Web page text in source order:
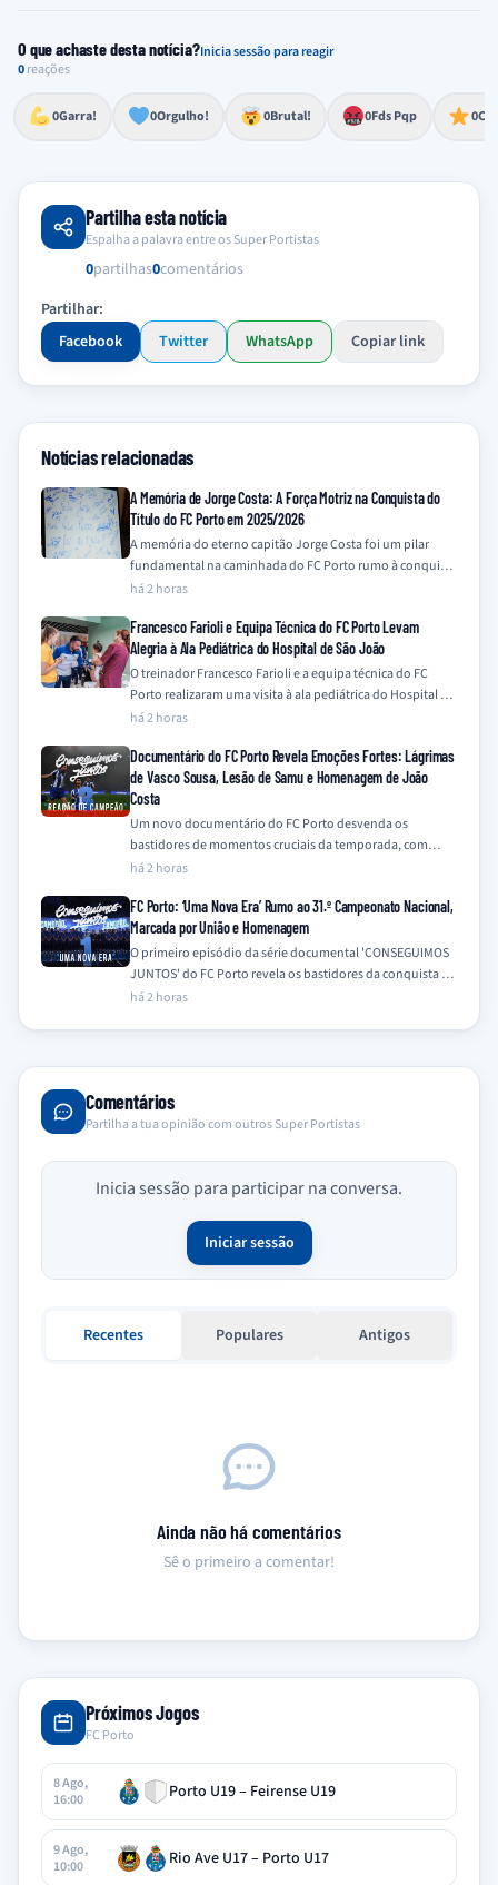
O que achaste desta notícia?Inicia sessão para reagir
0reações
0Garra!
Esforço, determinação, aprovação forte
0Orgulho!
Lealdade, amor clubístico, sentimento profundo
0Brutal!
Impressionante, chocante, de grande impacto 0Fds Pqp
Reação de desespero, raiva, frustração ou espanto extremo 0
Excelência, destaque, o melhor
Partilha esta notícia
Espalha a palavra entre os Super Portistas
0partilhas0comentários
Partilhar:
Facebook
Twitter WhatsApp Copiar link
Notícias relacionadas
A Memória de Jorge Costa: A Força Motriz na Conquista do
Título do FC Porto em 2025/2026
A memória do eterno capitão Jorge Costa foi um pilar
fundamental na caminhada do FC Porto rumo à conquista
do título da…
há 2 horas
Francesco Farioli e Equipa Técnica do FC Porto Levam
Alegria à Ala Pediátrica do Hospital de São João
O treinador Francesco Farioli e a equipa técnica do FC
Porto realizaram uma visita à ala pediátrica do Hospital de
São João,…
há 2 horas
Documentário do FC Porto Revela Emoções Fortes: Lágrimas
de Vasco Sousa, Lesão de Samu e Homenagem de João
Costa
Um novo documentário do FC Porto desvenda os
bastidores de momentos cruciais da temporada, com
destaque para a emotiva recuperação de Vasco…
há 2 horas
FC Porto: ‘Uma Nova Era’ Rumo ao 31.º Campeonato Nacional,
Marcada por União e Homenagem
O primeiro episódio da série documental 'CONSEGUIMOS
JUNTOS' do FC Porto revela os bastidores da conquista do
31.º Campeonato Nacional na época…
há 2 horas
Comentários
Partilha a tua opinião com outros Super Portistas
Inicia sessão para participar na conversa.
Iniciar sessão
Recentes Populares Antigos
Ainda não há comentários
Sê o primeiro a comentar!
Próximos Jogos
FC Porto
8 Ago,
16:00
Porto U19 – Feirense U19
9 Ago,
10:00
Rio Ave U17 – Porto U17